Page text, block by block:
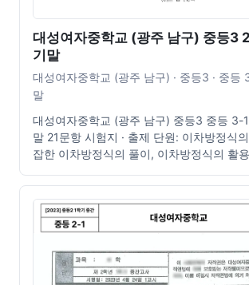
대성여자중학교 (광주 남구) 중등3
기말
대성여자중학교 (광주 남구) · 중등3 · 중등
말
대성여자중학교 (광주 남구) 중등3 중등 3-
말 21문항 시험지 · 출제 단원: 이차방정식
잡한 이차방정식의 풀이, 이차방정식의 활용